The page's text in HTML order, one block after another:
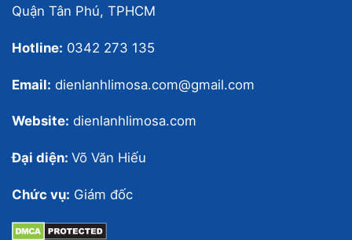
Quận Tân Phú, TPHCM
Hotline: 0342 273 135
Email: dienlanhlimosa.com@gmail.com
Website: dienlanhlimosa.com
Đại diện: Võ Văn Hiếu
Chức vụ: Giám đốc